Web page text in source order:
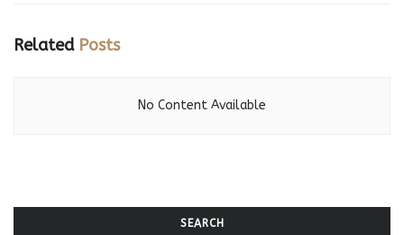
RelatedPosts
No Content Available
SEARCH